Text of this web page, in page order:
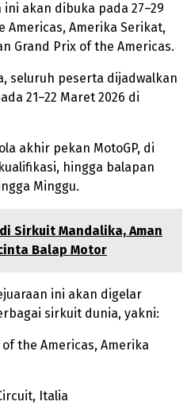
akan dibuka pada 27–29
Americas, Amerika Serikat,
Grand Prix of the Americas.
seluruh peserta dijadwalkan
21–22 Maret 2026 di
akhir pekan MotoGP, di
hingga balapan
Minggu.
Sirkuit Mandalika, Aman
Balap Motor
ini akan digelar
sirkuit dunia, yakni:
of the Americas, Amerika
Italia